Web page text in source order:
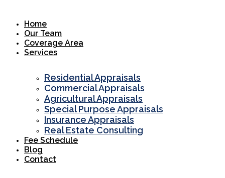
contentHome
Our Team
Coverage Area
Services
Residential Appraisals
Commercial Appraisals
Agricultural Appraisals
Special Purpose Appraisals
Insurance Appraisals
Real Estate Consulting
Fee Schedule
Blog
Contact